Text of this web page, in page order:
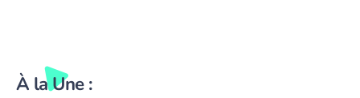
À la Une :